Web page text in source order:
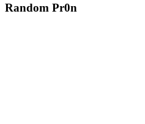
Random Pr0n